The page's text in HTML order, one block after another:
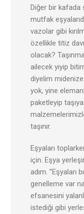
Diğer bir kafada
mutfak
vazolar gibi
özellikle titiz
olacak?
ailecek yiyip
diyelim
yok, yine
paketleyip
taşınır.
Eşyaları
için. Eşya
adım. ”Eşyaları
genelleme var
efsanesini
istediği gibi